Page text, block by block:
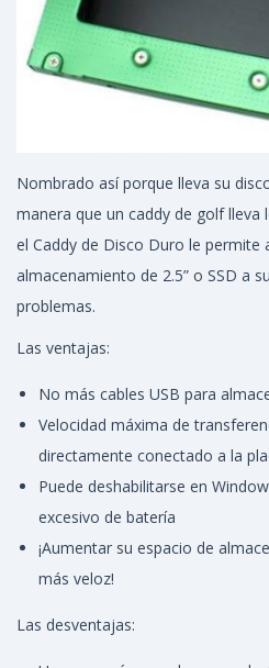
Nombrado así porque lleva su
manera que un caddy de golf
el Caddy de Disco Duro le permite
almacenamiento de 2.5” o SSD a
problemas.
Las ventajas:
No más cables USB para
Velocidad máxima de
directamente conectado a la
Puede deshabilitarse en
excesivo de batería
¡Aumentar su espacio de
más veloz!
Las desventajas: